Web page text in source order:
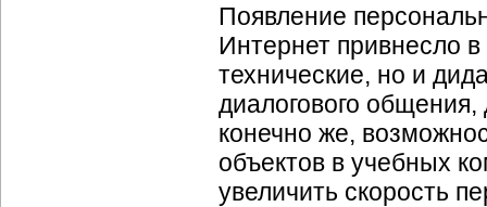
Появление
Интернет привнесло
технические, но и
диалогового
конечно же,
объектов в учебных
увеличить скорость